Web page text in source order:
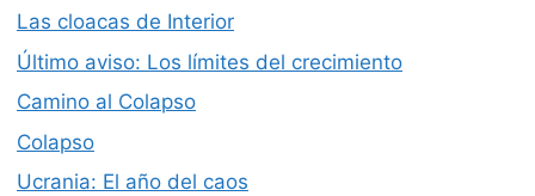
Las cloacas de Interior
Último aviso: Los límites del crecimiento
Camino al Colapso
Colapso
Ucrania: El año del caos